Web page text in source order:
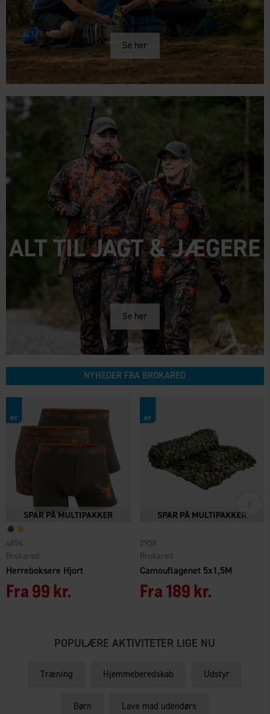
Se her
Se her
ALT TIL JAGT & JÆGERE
NYHEDER FRA BROKARED
Herreboksere Hjort
Brokared
4854
Fra99 kr.
Camouflagenet 5x1,5M
Brokared
2958
Fra189 kr.
POPULÆRE AKTIVITETER LIGE NU
Træning Hjemmeberedskab Udstyr
Børn Lave mad udendørs